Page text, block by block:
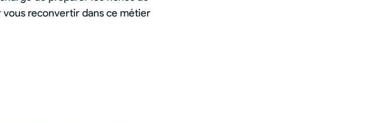
vous reconvertir dans ce métier